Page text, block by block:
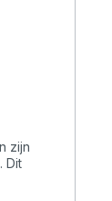
zijn
Dit